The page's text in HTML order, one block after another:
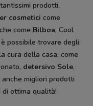
prodotti,
cosmetici come
come Bilboa, Cool
possibile trovare degli
cura della casa, come
detersivo Sole,
migliori prodotti
ottima qualità!